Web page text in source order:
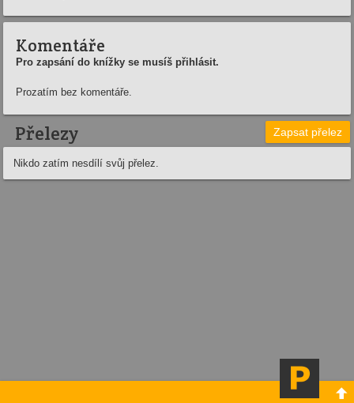
Komentáře
Pro zapsání do knížky se musíš přihlásit.
Prozatím bez komentáře.
Přelezy Zapsat přelez
Nikdo zatím nesdílí svůj přelez.
